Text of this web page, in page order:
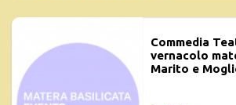
Commedia
vernacolo
Marito e